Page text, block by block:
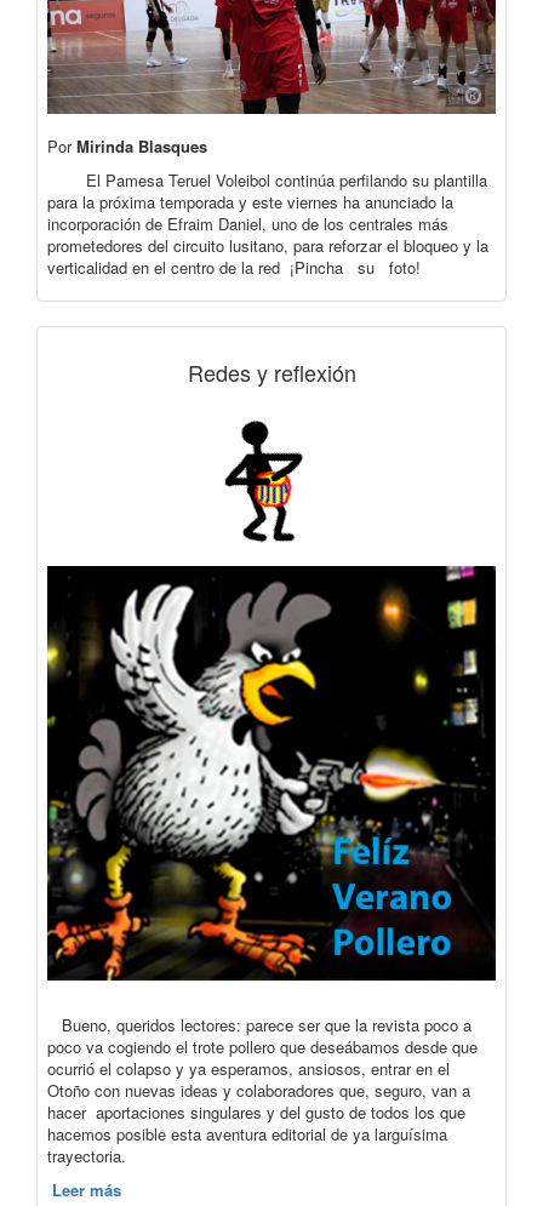
PorMirinda Blasques
El Pamesa Teruel Voleibol continúa perfilando su plantilla
para la próxima temporada y este viernes ha anunciado la
incorporación de Efraim Daniel, uno de los centrales más
prometedores del circuito lusitano, para reforzar el bloqueo y la
verticalidad en el centro de la red ¡Pincha su foto!
Redes y reflexión
Bueno, queridos lectores: parece ser que la revista poco a
poco va cogiendo el trote pollero que deseábamos desde que
ocurrió el colapso y ya esperamos, ansiosos, entrar en el
Otoño con nuevas ideas y colaboradores que, seguro, van a
hacer aportaciones singulares y del gusto de todos los que
hacemos posible esta aventura editorial de ya larguísima
trayectoria.
Leer más